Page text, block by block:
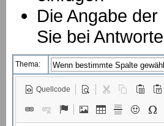
Die Angabe
Sie bei
Thema:
Quellcode